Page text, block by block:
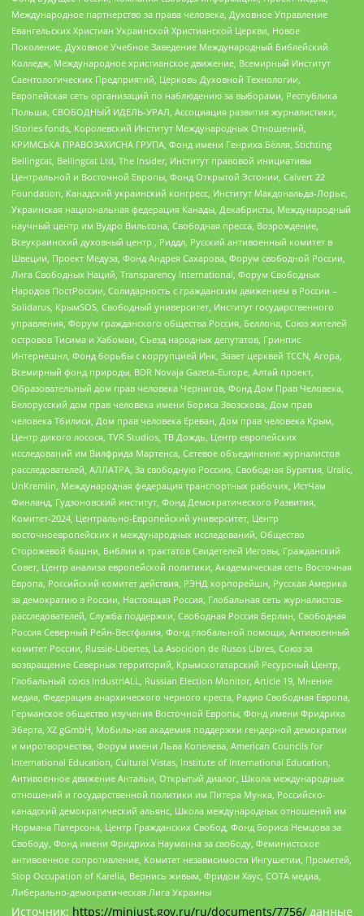
Международное партнерство за права человека, Духовное Управление
Евангельских Христиан Украинской Христианской Церкви, Новое
Поколение, Духовное Учебное Заведение Международный Библейский
Колледж, Международное христианское движение, Всемирный Институт
Саентологических Предприятий, Церковь Духовной Технологии,
Европейская сеть организаций по наблюдению за выборами, Республика
Польша, СВОБОДНЫЙ ИДЕЛЬ-УРАЛ, Ассоциация развития журналистики,
IStories fonds, Королевский Институт Международных Отношений,
КРИМСЬКА ПРАВОЗАХИСНА ГРУПА, Фонд имени Генриха Бёлля, Stichting
Bellingcat, Bellingcat Ltd, The Insider, Институт правовой инициативы
Центральной и Восточной Европы, Фонд Открытой Эстонии, Calvert 22
Foundation, Канадский украинский конгресс, Институт Макдональда-Лорье,
Украинская национальная федерация Канады, Декабристы, Международный
научный центр им Вудро Вильсона, Свободная пресса, Возрождение,
Всеукраинский духовный центр , Риддл, Русский антивоенный комитет в
Швеции, Проект Медуза, Фонд Андрея Сахарова, Форум свободной России,
Лига Свободных Наций, Transparеncy International, Форум Свободных
Народов ПостРоссии, Солидарность с гражданским движением в России –
Solidarus, КрымSOS, Свободный университет, Институт государственного
управления, Форум гражданского общества Россия, Беллона, Союз жителей
островов Тисима и Хабомаи, Съезд народных депутатов, Гринпис
Интернешнл, Фонд борьбы с коррупцией Инк, Завет церквей TCCN, Агора,
Всемирный фонд природы, BDR Novaja Gazeta-Europe, Алтай проект,
Образовательный дом прав человека Чернигов, Фонд Дом Прав Человека,
Белорусский дом прав человека имени Бориса Звозскова, Дом прав
человека Тбилиси, Дом прав человека Ереван, Дом прав человека Крым,
Центр дикого лосося, TVR Studios, ТВ Дождь, Центр европейских
исследований им Вилфрида Мартенса, Сетевое объединение журналистов
расследователей, АЛЛАТРА, За свободную Россию, Свободная Бурятия, Uralic,
UnKremlin, Международная федерация транспортных рабочих, ИстЧам
Финланд, Гудзоновский институт, Фонд Демократического Развития,
Комитет-2024, Центрально-Европейский университет, Центр
восточноевропейских и международных исследований, Общество
Сторожевой башни, Библии и трактатов Свидетелей Иеговы, Гражданский
Совет, Центр анализа европейской политики, Академическая сеть Восточная
Европа, Российский комитет действия, РЭНД корпорейшн, Русская Америка
за демократию в России, Настоящая Россия, Глобальная сеть журналистов-
расследователей, Служба поддержки, Свободная Россия Берлин, Свободная
Россия Северный Рейн-Вестфалия, Фонд глобальной помощи, Антивоенный
комитет России, Russie-Libertes, La Asocicion de Rusos Libres, Союз за
возвращение Северных территорий, Крымскотатарский Ресурсный Центр,
Глобальный союз IndustriALL, Russian Election Monitor, Article 19, Мнение
медиа, Федерация анархического черного креста, Радио Свободная Европа,
Германское общество изучения Восточной Европы, Фонд имени Фридриха
Эберта, XZ gGmbH, Мобильная академия поддержки гендерной демократии
и миротворчества, Форум имени Льва Копелева, American Councils for
International Education, Cultural Vistas, Institute of International Education,
Антивоенное движение Антальи, Открытый диалог, Школа международных
отношений и государственной политики им Питера Мунка, Российско-
канадский демократический альянс, Школа международных отношений им
Нормана Патерсона, Центр Гражданских Свобод, Фонд Бориса Немцова за
Свободу, Фонд имени Фридриха Науманна за свободу, Феминистское
антивоенное сопротивление, Комитет независимости Ингушетии, Прометей,
Stop Occupation of Karelia, Вернись живым, Фридом Хаус, СОТА медиа,
Либерально-демократическая Лига Украины
Источник: https://minjust.gov.ru/ru/documents/7756/ данные